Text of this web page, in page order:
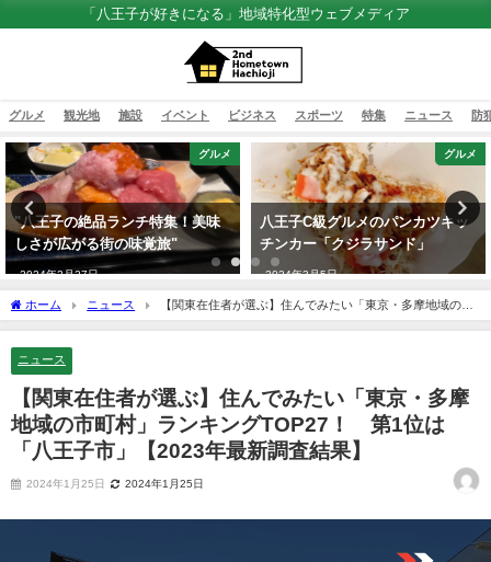
「八王子が好きになる」地域特化型ウェブメディア
グルメ 観光地 施設 イベント ビジネス スポーツ 特集 ニュース 防
グルメ
"八王子の絶品ランチ特集！美味
しさが広がる街の味覚旅"
2024年2月27日
グルメ
八王子C級グルメのパンカツキッ
チンカー「クジラサンド」
2024年3月5日
ホーム ニュース
【関東在住者が選ぶ】住んでみたい「東京・多摩地域の市
町村」ランキングTOP27！ 第1位は「八王子市」【2023年最新調査結果】
ニュース
【関東在住者が選ぶ】住んでみたい「東京・多摩
地域の市町村」ランキングTOP27！ 第1位は
「八王子市」【2023年最新調査結果】
2024年1月25日 2024年1月25日